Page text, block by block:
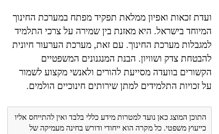
ועדת זכאות ואפיון ממלאת תפקיד מפתח במערכת החינוך
המיוחד בישראל. היא מאזנת בין שמירה על צרכי התלמיד
למגבלות מערכת החינוך. עם זאת, מערכת הערעור חיונית
להבטחת צדק ושוויון. הבנת המנגנונים המשפטיים
הקשורים בוועדה מסייעת להורים ולאנשי מקצוע לשמור
על זכויות התלמידים למתן שירותים חינוכיים הולמים.
התוכן המוצג כאן נועד למטרות מידע כללי בלבד ואין להתייחס אליו
כייעוץ משפטי. כל מקרה הוא ייחודי ודורש בחינה מעמיקה של